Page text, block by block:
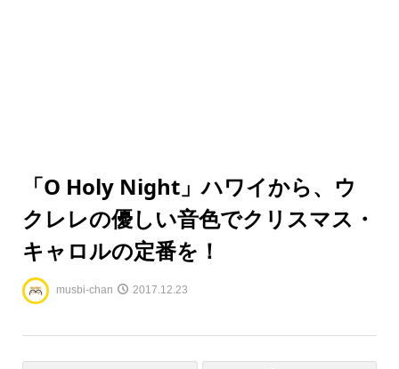
「O Holy Night」ハワイから、ウ
クレレの優しい音色でクリスマス・
キャロルの定番を！
musbi-chan 2017.12.23